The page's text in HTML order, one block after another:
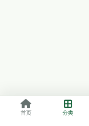
首页 分类